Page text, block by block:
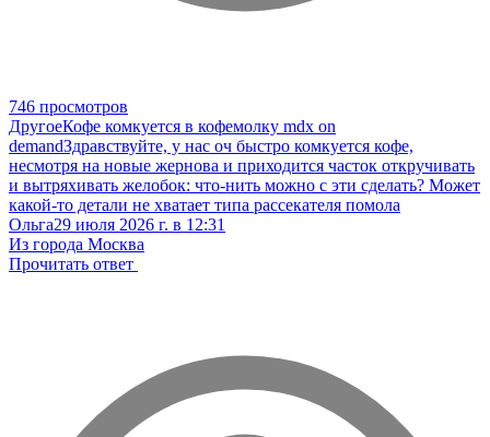
746 просмотров
ДругоеКофе комкуется в кофемолку mdx on
demandЗдравствуйте, у нас оч быстро комкуется кофе,
несмотря на новые жернова и приходится часток откручивать
и вытряхивать желобок: что-нить можно с эти сделать? Может
какой-то детали не хватает типа рассекателя помола
Ольга29 июля 2026 г. в 12:31
Из города Москва
Прочитать ответ